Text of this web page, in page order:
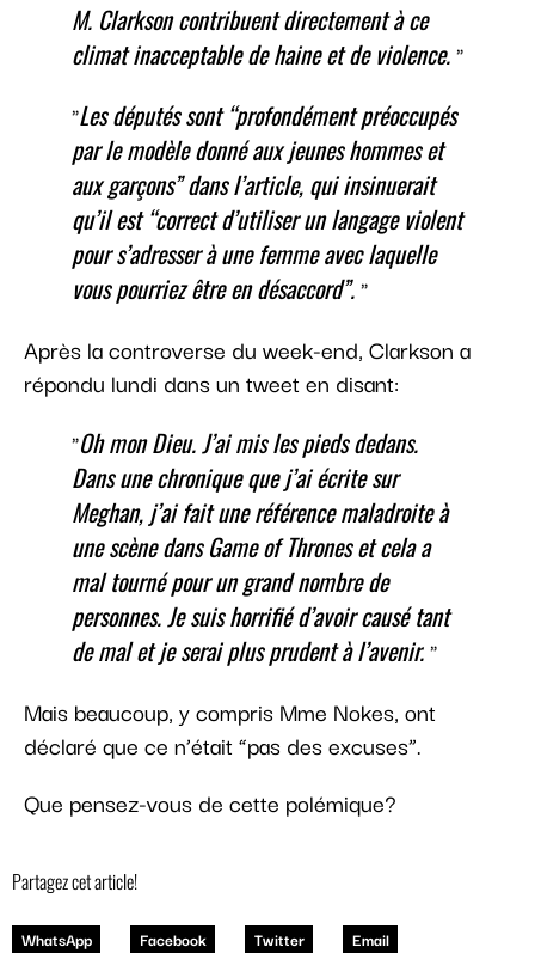
M. Clarkson contribuent directement à ce
climat inacceptable de haine et de violence.
Les députés sont “profondément préoccupés
par le modèle donné aux jeunes hommes et
aux garçons” dans l’article, qui insinuerait
qu’il est “correct d’utiliser un langage violent
pour s’adresser à une femme avec laquelle
vous pourriez être en désaccord”.
Après la controverse du week-end, Clarkson a
répondu lundi dans un tweet en disant:
Oh mon Dieu. J’ai mis les pieds dedans.
Dans une chronique que j’ai écrite sur
Meghan, j’ai fait une référence maladroite à
une scène dans Game of Thrones et cela a
mal tourné pour un grand nombre de
personnes. Je suis horrifié d’avoir causé tant
de mal et je serai plus prudent à l’avenir.
Mais beaucoup, y compris Mme Nokes, ont
déclaré que ce n’était “pas des excuses”.
Que pensez-vous de cette polémique?
Partagez cet article!
WhatsApp Facebook Twitter Email